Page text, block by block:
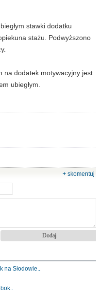
stawki dodatku
stażu. Podwyższono
na dodatek motywacyjny jest
ubiegłym.
+ skomentuj
na Słodowie..